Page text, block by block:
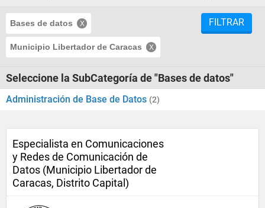
Bases de datos
Municipio Libertador de Caracas
FILTRAR
Seleccione la SubCategoría de "Bases de datos"
Administración de Base de Datos (2)
Especialista en Comunicaciones
y Redes de Comunicación de
Datos (Municipio Libertador de
Caracas, Distrito Capital)